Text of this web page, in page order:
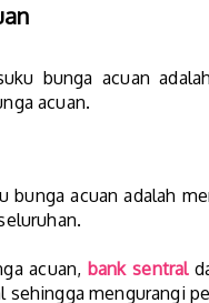
bunga acuan
acuan.
bunga acuan adalah
acuan, bank sentral
sehingga mengurangi